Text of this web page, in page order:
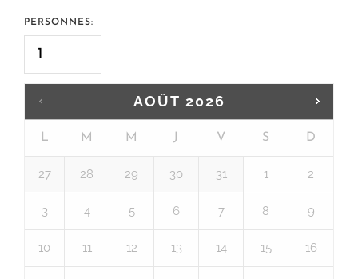
PERSONNES:
AOÛT 2026
L M M J V S D
27 28 29 30 31 1 2
3 4 5 6 7 8 9
10 11 12 13 14 15 16